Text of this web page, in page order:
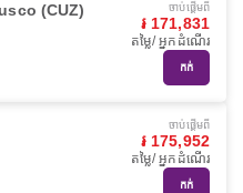
(CUZ) ចាប់ផ្ដើមពី
៛ 171,831
តម្លៃ/ អ្នកដំណើរ
កក់
ចាប់ផ្ដើមពី
៛ 175,952
តម្លៃ/ អ្នកដំណើរ
កក់